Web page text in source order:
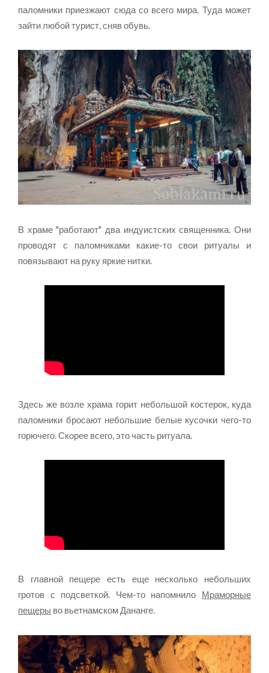
паломники приезжают сюда со всего мира. Туда может
зайти любой турист, сняв обувь.
В храме "работают" два индуистских священника. Они
проводят с паломниками какие-то свои ритуалы и
повязывают на руку яркие нитки.
Здесь же возле храма горит небольшой костерок, куда
паломники бросают небольшие белые кусочки чего-то
горючего. Скорее всего, это часть ритуала.
В главной пещере есть еще несколько небольших
гротов с подсветкой. Чем-то напомнило Мраморные
пещеры во вьетнамском Дананге.